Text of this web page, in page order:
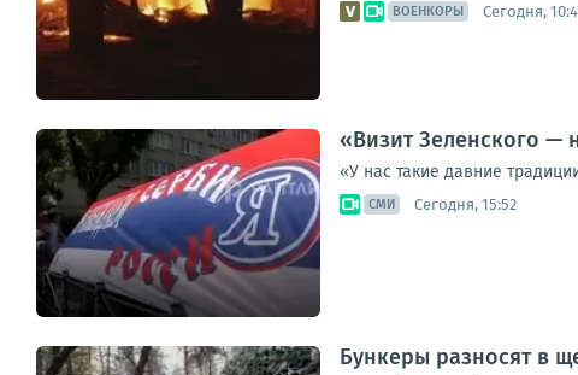
ВОЕНКОРЫ Сегодня,
«Визит Зеленского —
«У нас такие давние
СМИ Сегодня, 15:52
Бункеры разносят в